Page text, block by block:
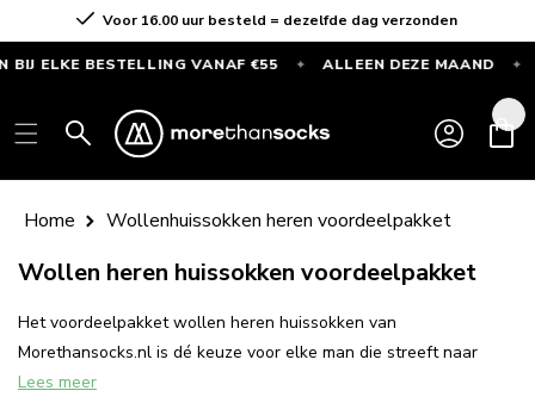
naar de
content
Voor 16.00 uur besteld = dezelfde dag verzonden
ELKE BESTELLING VANAF €55 ALLEEN DEZE MAAND
SPORTSOKKEN
bij
elke
bestelling
€55
Alleen
deze
maand
Inloggen
Home Wollenhuissokken heren voordeelpakket
Wollen heren huissokken voordeelpakket
Het voordeelpakket wollen heren huissokken van
Morethansocks.nl is dé keuze voor elke man die streeft naar
optimaal comfort en kwaliteit. Deze exclusieve collectie
Lees meer